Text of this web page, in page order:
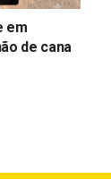
em
de cana